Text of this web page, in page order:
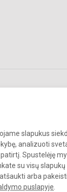
slapukus
analizuoti
Spustelėję
su visų
arba
puslapyje